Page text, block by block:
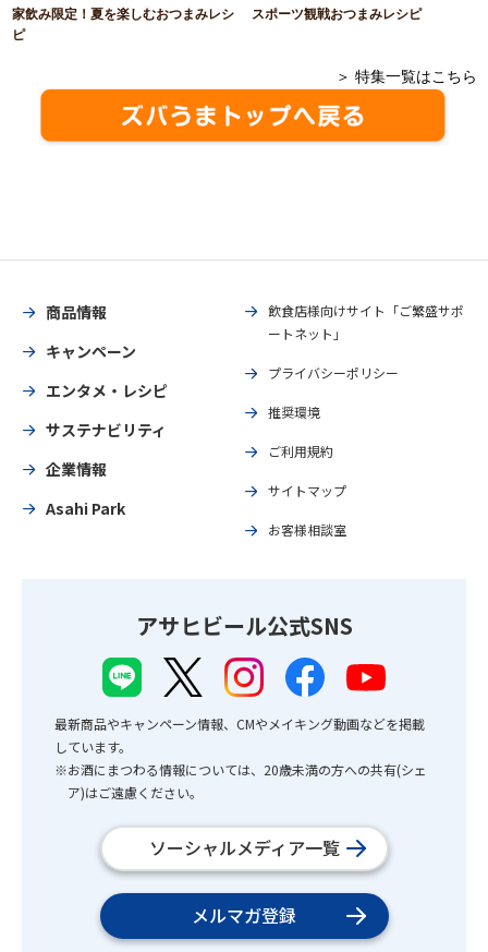
家飲み限定！夏を楽しむおつまみレシ
ピ
スポーツ観戦おつまみレシピ
＞ 特集一覧はこちら
商品情報
キャンペーン
エンタメ・レシピ
サステナビリティ
企業情報
Asahi Park
飲食店様向けサイト「ご繁盛サポ
ートネット」
プライバシーポリシー
推奨環境
ご利用規約
サイトマップ
お客様相談室
アサヒビール公式SNS
最新商品やキャンペーン情報、CMやメイキング動画などを掲載
しています。
※お酒にまつわる情報については、20歳未満の方への共有(シェ
ア)はご遠慮ください。
ソーシャルメディア一覧
メルマガ登録